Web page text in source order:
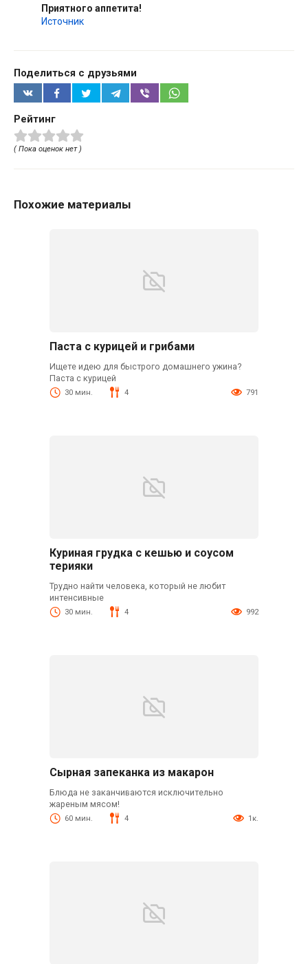
Приятного аппетита!
Источник
Поделиться с друзьями
Рейтинг
( Пока оценок нет )
Похожие материалы
Паста с курицей и грибами
Ищете идею для быстрого домашнего ужина?
Паста с курицей
30 мин. 4 791
Куриная грудка с кешью и соусом
терияки
Трудно найти человека, который не любит
интенсивные
30 мин. 4 992
Сырная запеканка из макарон
Блюда не заканчиваются исключительно
жареным мясом!
60 мин. 4 1к.